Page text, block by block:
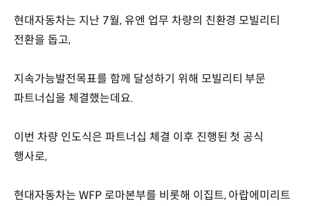
현대자동차는 지난 7월, 유엔 업무 차량의 친환경 모빌리티
전환을 돕고,
지속가능발전목표를 함께 달성하기 위해 모빌리티 부문
파트너십을 체결했는데요.
이번 차량 인도식은 파트너십 체결 이후 진행된 첫 공식
행사로,
현대자동차는 WFP 로마본부를 비롯해 이집트, 아랍에미리트